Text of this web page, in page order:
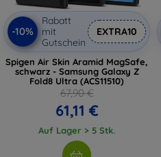
-10%
Rabatt
mit
Gutschein
EXTRA10
Spigen Air Skin Aramid MagSafe,
schwarz - Samsung Galaxy Z
Fold8 Ultra (ACS11510)
67,90 €
61,11 €
Auf Lager > 5 Stk.